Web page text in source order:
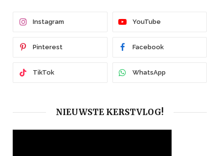
Instagram YouTube
Pinterest Facebook
TikTok WhatsApp
NIEUWSTE KERSTVLOG!